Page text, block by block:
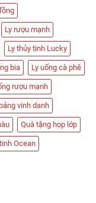
Ly rượu mạnh
Ly thủy tinh Lucky
bia Ly uống cà phê
rượu mạnh
vinh danh
Quà tặng họp lớp
Ocean